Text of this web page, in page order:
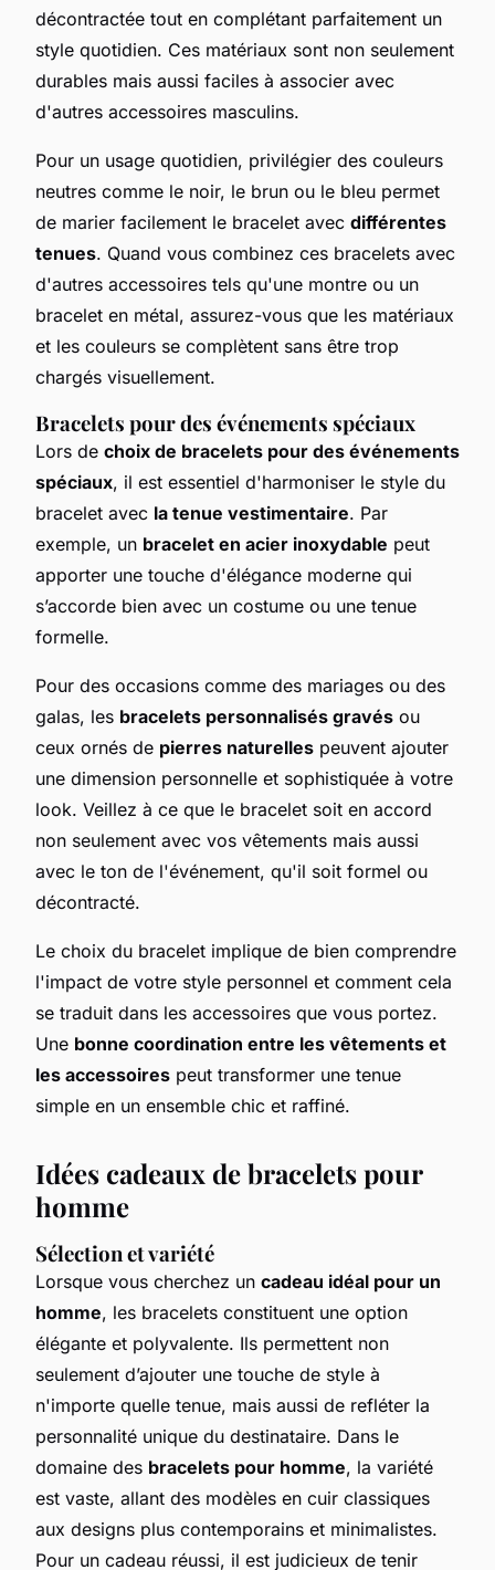
décontractée tout en complétant parfaitement un
style quotidien. Ces matériaux sont non seulement
durables mais aussi faciles à associer avec
d'autres accessoires masculins.
Pour un usage quotidien, privilégier des couleurs
neutres comme le noir, le brun ou le bleu permet
de marier facilement le bracelet avec différentes
tenues. Quand vous combinez ces bracelets avec
d'autres accessoires tels qu'une montre ou un
bracelet en métal, assurez-vous que les matériaux
et les couleurs se complètent sans être trop
chargés visuellement.
Bracelets pour des événements spéciaux
Lors de choix de bracelets pour des événements
spéciaux, il est essentiel d'harmoniser le style du
bracelet avec la tenue vestimentaire. Par
exemple, un bracelet en acier inoxydable peut
apporter une touche d'élégance moderne qui
s’accorde bien avec un costume ou une tenue
formelle.
Pour des occasions comme des mariages ou des
galas, les bracelets personnalisés gravés ou
ceux ornés de pierres naturelles peuvent ajouter
une dimension personnelle et sophistiquée à votre
look. Veillez à ce que le bracelet soit en accord
non seulement avec vos vêtements mais aussi
avec le ton de l'événement, qu'il soit formel ou
décontracté.
Le choix du bracelet implique de bien comprendre
l'impact de votre style personnel et comment cela
se traduit dans les accessoires que vous portez.
Une bonne coordination entre les vêtements et
les accessoires peut transformer une tenue
simple en un ensemble chic et raffiné.
Idées cadeaux de bracelets pour
homme
Sélection et variété
Lorsque vous cherchez un cadeau idéal pour un
homme, les bracelets constituent une option
élégante et polyvalente. Ils permettent non
seulement d’ajouter une touche de style à
n'importe quelle tenue, mais aussi de refléter la
personnalité unique du destinataire. Dans le
domaine des bracelets pour homme, la variété
est vaste, allant des modèles en cuir classiques
aux designs plus contemporains et minimalistes.
Pour un cadeau réussi, il est judicieux de tenir